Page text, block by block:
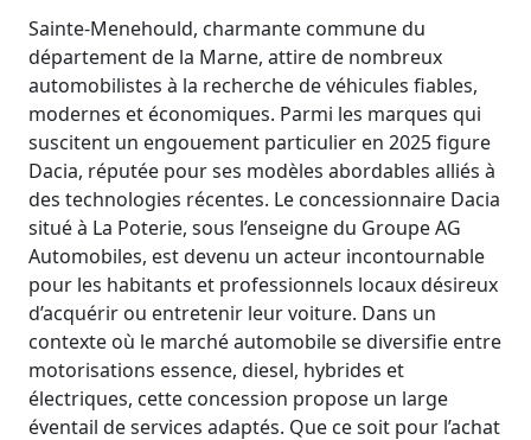
Sainte-Menehould, charmante commune du
département de la Marne, attire de nombreux
automobilistes à la recherche de véhicules fiables,
modernes et économiques. Parmi les marques qui
suscitent un engouement particulier en 2025 figure
Dacia, réputée pour ses modèles abordables alliés à
des technologies récentes. Le concessionnaire Dacia
situé à La Poterie, sous l’enseigne du Groupe AG
Automobiles, est devenu un acteur incontournable
pour les habitants et professionnels locaux désireux
d’acquérir ou entretenir leur voiture. Dans un
contexte où le marché automobile se diversifie entre
motorisations essence, diesel, hybrides et
électriques, cette concession propose un large
éventail de services adaptés. Que ce soit pour l’achat